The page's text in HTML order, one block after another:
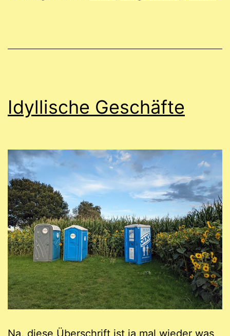
Idyllische Geschäfte